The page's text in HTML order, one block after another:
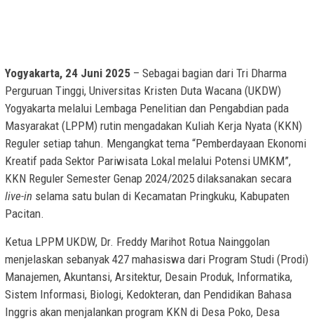
Yogyakarta, 24 Juni 2025 – Sebagai bagian dari Tri Dharma
Perguruan Tinggi, Universitas Kristen Duta Wacana (UKDW)
Yogyakarta melalui Lembaga Penelitian dan Pengabdian pada
Masyarakat (LPPM) rutin mengadakan Kuliah Kerja Nyata (KKN)
Reguler setiap tahun. Mengangkat tema “Pemberdayaan Ekonomi
Kreatif pada Sektor Pariwisata Lokal melalui Potensi UMKM”,
KKN Reguler Semester Genap 2024/2025 dilaksanakan secara
live-in selama satu bulan di Kecamatan Pringkuku, Kabupaten
Pacitan.
Ketua LPPM UKDW, Dr. Freddy Marihot Rotua Nainggolan
menjelaskan sebanyak 427 mahasiswa dari Program Studi (Prodi)
Manajemen, Akuntansi, Arsitektur, Desain Produk, Informatika,
Sistem Informasi, Biologi, Kedokteran, dan Pendidikan Bahasa
Inggris akan menjalankan program KKN di Desa Poko, Desa